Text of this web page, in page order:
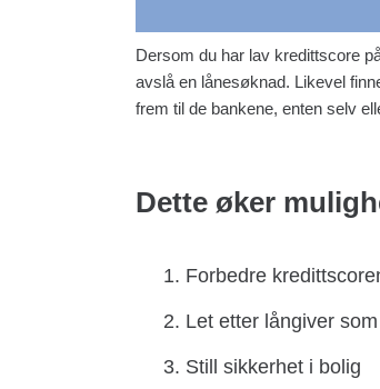
Dersom du har lav kredittscore
avslå en lånesøknad. Likevel
frem til de bankene, enten selv
Dette øker
Forbedre
Let etter långiver
Still sikkerhet i bolig